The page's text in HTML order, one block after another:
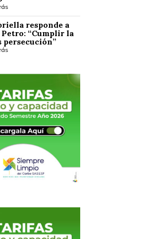
responde a
“Cumplir la
persecución”